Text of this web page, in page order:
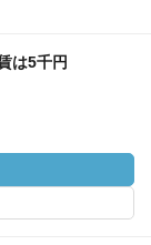
は5千円